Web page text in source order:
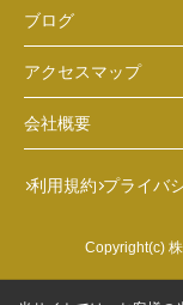
ブログ
アクセスマップ
会社概要
利用規約 プライバ
Copyright(c)